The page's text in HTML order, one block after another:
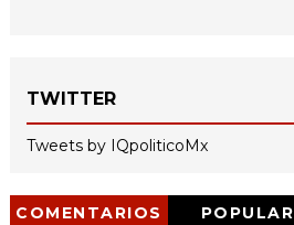
TWITTER
Tweets by IQpoliticoMx
COMENTARIOS POPULAR